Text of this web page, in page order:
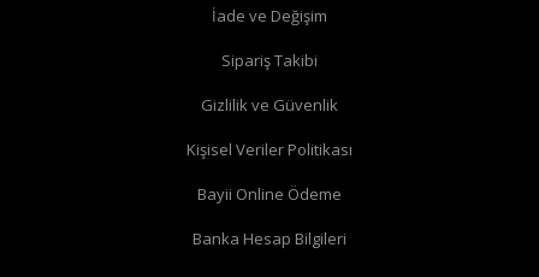
İade ve Değişim
Sipariş Takibi
Gizlilik ve Güvenlik
Kişisel Veriler Politikası
Bayii Online Ödeme
Banka Hesap Bilgileri